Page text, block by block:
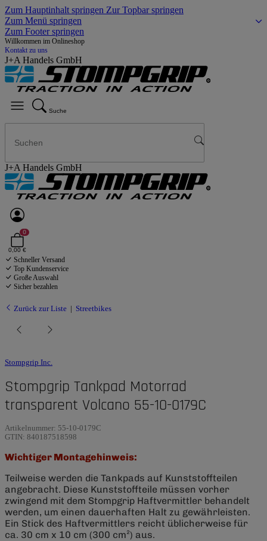
Zum Hauptinhalt springen Zur Topbar springen
Zum Menü springen
Zum Footer springen
Willkommen im Onlineshop
Kontakt zu uns
J+A Handels GmbH
Suche
J+A Handels GmbH
0
0,00 €
Schneller Versand
Top Kundenservice
Große Auswahl
Sicher bezahlen
Zurück zur Liste Streetbikes
Stompgrip Inc.
Stompgrip Tankpad Motorrad
transparent Volcano 55-10-0179C
Artikelnummer: 55-10-0179C
GTIN: 840187518598
Wichtiger Montagehinweis:
Teilweise werden die Tankpads auf Kunststoffteilen
angebracht. Diese Kunststoffteile müssen vorher
zwingend mit dem Stompgrip Haftvermittler behandelt
werden, um einen dauerhaften Halt zu gewährleisten.
Ein Stick des Haftvermittlers reicht üblicherweise für
ca. 30 cm x 10 cm (300 cm²) aus.